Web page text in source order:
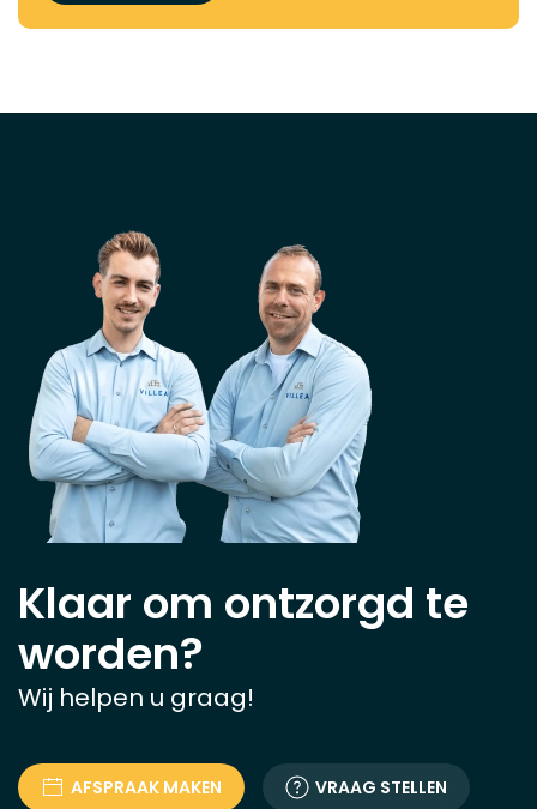
Klaar om ontzorgd te
worden?
Wij helpen u graag!
AFSPRAAK MAKEN VRAAG STELLEN